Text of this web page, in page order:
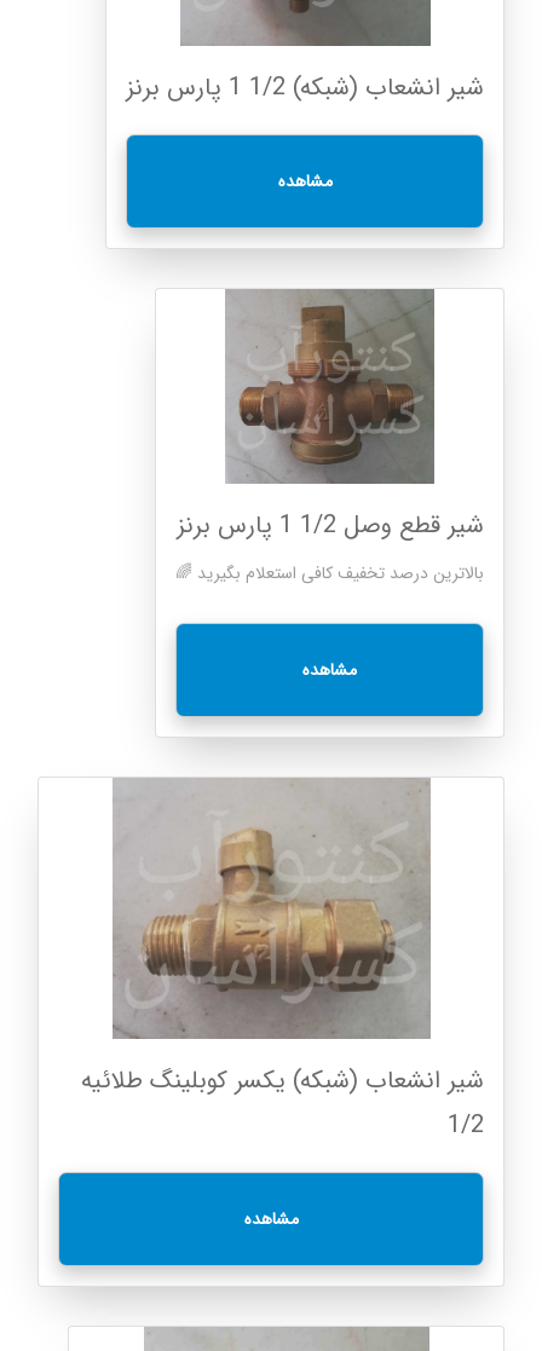
شیر انشعاب (شبکه) 1/2 1 پارس برنز
مشاهده
شیر قطع وصل 1/2 1 پارس برنز
بالاترین درصد تخفیف کافی استعلام بگیرید 🌈
مشاهده
شیر انشعاب (شبکه) یکسر کوبلینگ طلائیه
1/2
مشاهده